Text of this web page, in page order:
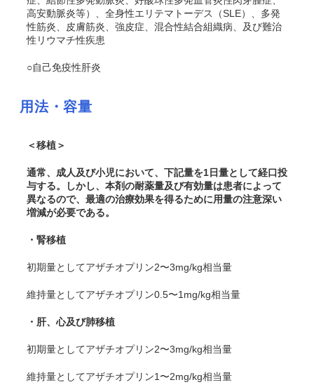
高安動脈炎等）、全身性エリテマトーデス（SLE）、多発
性筋炎、皮膚筋炎、強皮症、混合性結合組織病、及び難治
性リウマチ性疾患
○自己免疫性肝炎
用法・容量
＜移植＞
通常、成人及び小児において、下記量を1日量として経口投
与する。しかし、本剤の耐薬量及び有効量は患者によって
異なるので、最適の治療効果を得るために用量の注意深い
増減が必要である。
・腎移植
初期量としてアザチオプリン2〜3mg/kg相当量
維持量としてアザチオプリン0.5〜1mg/kg相当量
・肝、心及び肺移植
初期量としてアザチオプリン2〜3mg/kg相当量
維持量としてアザチオプリン1〜2mg/kg相当量